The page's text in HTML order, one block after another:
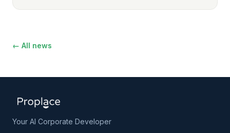
← All news
Your AI Corporate Developer